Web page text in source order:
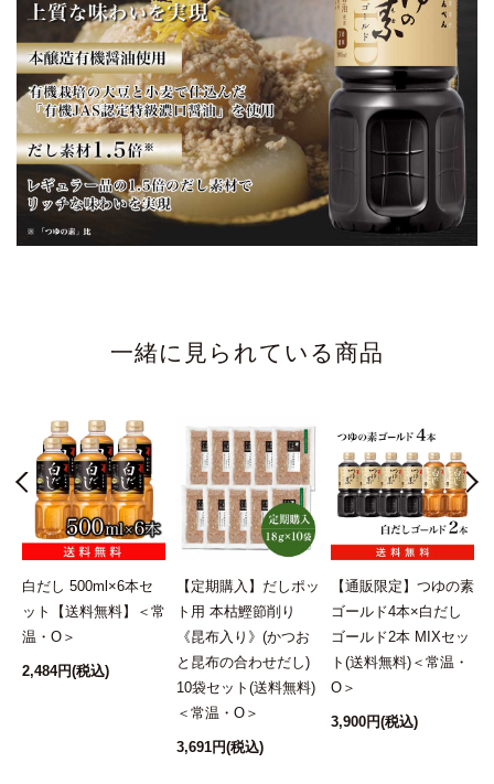
一緒に見られている商品
白だし 500ml×6本セ
ット【送料無料】＜常
温・O＞
2,484円(税込)
【定期購入】だしポッ
ト用 本枯鰹節削り
《昆布入り》(かつお
と昆布の合わせだし)
10袋セット(送料無料)
＜常温・O＞
3,691円(税込)
【通販限定】つゆの素
ゴールド4本×白だし
ゴールド2本 MIXセッ
ト(送料無料)＜常温・
O＞
3,900円(税込)